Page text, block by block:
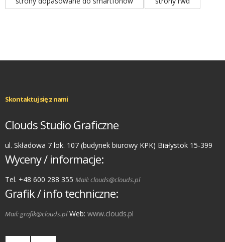
Skontaktuj się z nami
Clouds Studio Graficzne
ul. Składowa 7 lok. 107 (budynek biurowy KPK) Białystok 15-399
Wyceny / informacje:
Tel. +48 600 288 355 Mail: clouds@clouds.pl
Grafik / info techniczne:
Mail: grafik@clouds.plWeb: www.clouds.pl